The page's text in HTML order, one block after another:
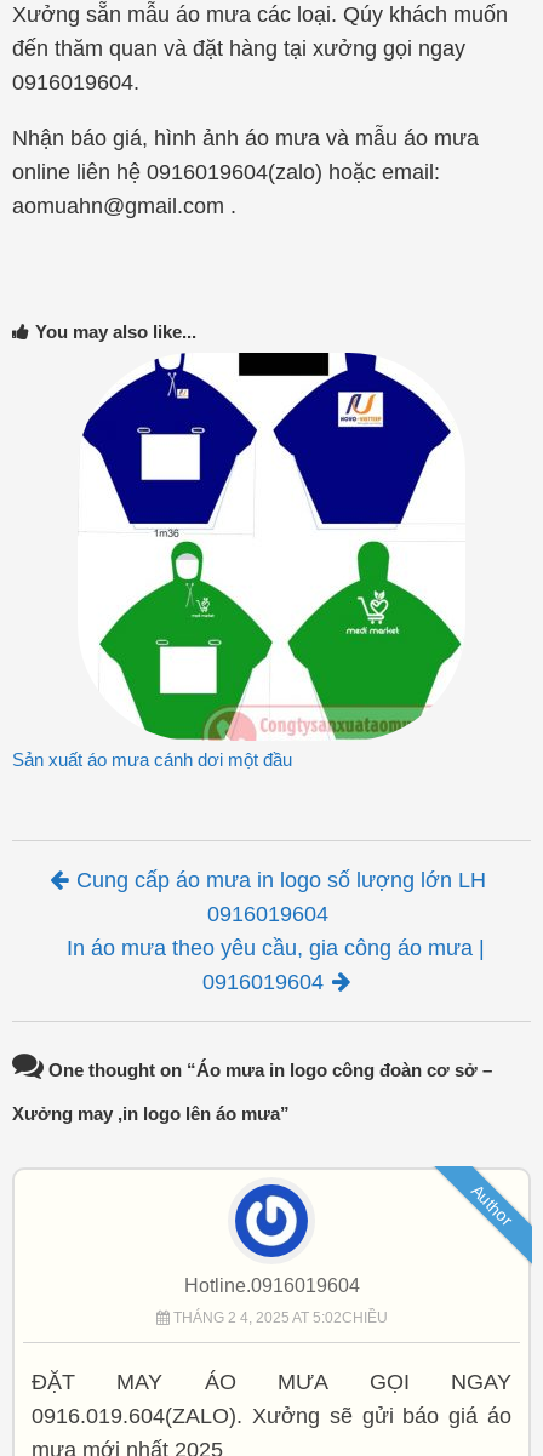
Xưởng sẵn mẫu áo mưa các loại. Qúy khách muốn
đến thăm quan và đặt hàng tại xưởng gọi ngay
0916019604.
Nhận báo giá, hình ảnh áo mưa và mẫu áo mưa
online liên hệ 0916019604(zalo) hoặc email:
aomuahn@gmail.com .
You may also like...
Sản xuất áo mưa cánh dơi một đầu
Post navigation
Cung cấp áo mưa in logo số lượng lớn LH
0916019604
In áo mưa theo yêu cầu, gia công áo mưa |
0916019604
One thought on “Áo mưa in logo công đoàn cơ sở –
Xưởng may ,in logo lên áo mưa”
Author
Hotline.0916019604
THÁNG 2 4, 2025 AT 5:02CHIỀU
ĐẶT MAY ÁO MƯA GỌI NGAY
0916.019.604(ZALO). Xưởng sẽ gửi báo giá áo
mưa mới nhất 2025